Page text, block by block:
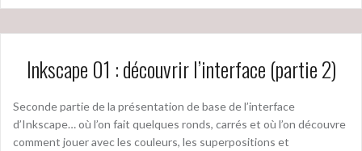
Inkscape 01 : découvrir l’interface (partie 2)
Seconde partie de la présentation de base de l’interface
d’Inkscape… où l’on fait quelques ronds, carrés et où l’on découvre
comment jouer avec les couleurs, les superpositions et